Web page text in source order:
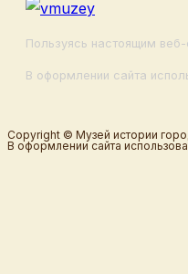
Пользуясь настоящим
В оформлении сайта
Copyright © Музей истории
В оформлении сайта